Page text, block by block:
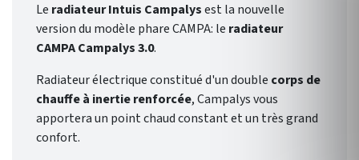
Le radiateur Intuis Campalysest la nouvelle
version du modèle phare CAMPA: le radiateur
CAMPA Campalys 3.0.
Radiateur électrique constitué d'un double corps de
chauffe à inertie renforcée, Campalys vous
apportera un point chaud constant et un très grand
confort.